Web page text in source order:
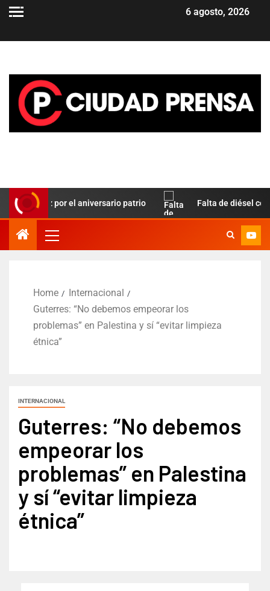
6 agosto, 2026
Paz por el aniversario patrio Falta de diésel complica
Home
Internacional
Guterres: “No debemos empeorar los
problemas” en Palestina y sí “evitar limpieza
étnica”
INTERNACIONAL
Guterres: “No debemos
empeorar los
problemas” en Palestina
y sí “evitar limpieza
étnica”